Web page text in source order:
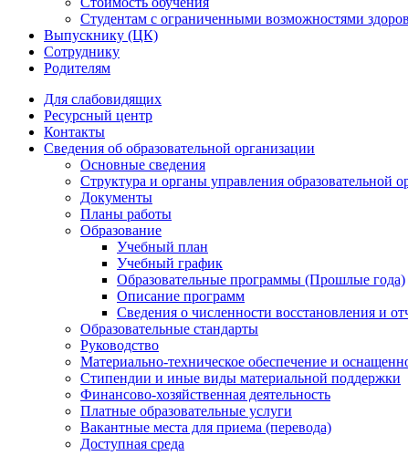
Студентам с ограниченными возможностями
Выпускнику (ЦК)
Сотруднику
Родителям
Для слабовидящих
Ресурсный центр
Контакты
Сведения об образовательной организации
Основные сведения
Структура и органы управления образовательной
Документы
Планы работы
Образование
Учебный план
Учебный график
Образовательные программы (Прошлые года)
Описание программ
Сведения о численности восстановления и
Образовательные стандарты
Руководство
Материально-техническое обеспечение и
Стипендии и иные виды материальной поддержки
Финансово-хозяйственная деятельность
Платные образовательные услуги
Вакантные места для приема (перевода)
Доступная среда